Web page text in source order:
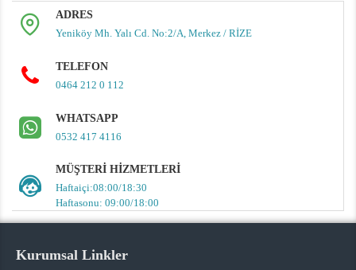
ADRES
Yeniköy Mh. Yalı Cd. No:2/A, Merkez / RİZE
TELEFON
0464 212 0 112
WHATSAPP
0532 417 4116
MÜŞTERI HIZMETLERI
Haftaiçi:08:00/18:30
Haftasonu: 09:00/18:00
Kurumsal Linkler